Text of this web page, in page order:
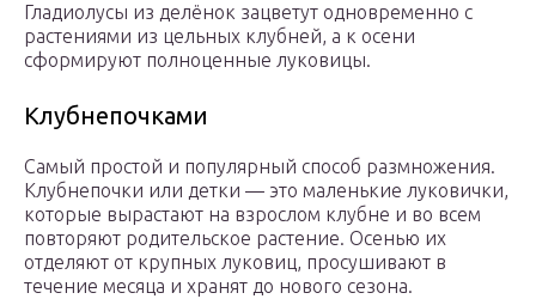
Гладиолусы из делёнок зацветут одновременно с
растениями из цельных клубней, а к осени
сформируют полноценные луковицы.
Клубнепочками
Самый простой и популярный способ размножения.
Клубнепочки или детки — это маленькие луковички,
которые вырастают на взрослом клубне и во всем
повторяют родительское растение. Осенью их
отделяют от крупных луковиц, просушивают в
течение месяца и хранят до нового сезона.